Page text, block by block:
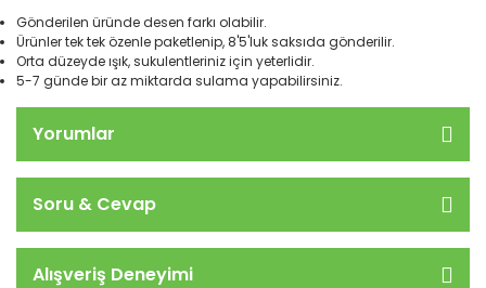
Gönderilen üründe desen farkı olabilir.
Ürünler tek tek özenle paketlenip, 8'5'luk saksıda gönderilir.
Orta düzeyde ışık, sukulentleriniz için yeterlidir.
5-7 günde bir az miktarda sulama yapabilirsiniz.
Yorumlar
Soru & Cevap
Alışveriş Deneyimi